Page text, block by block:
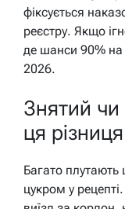
фіксується
реєстру. Якщо
де шанси 90%
2026.
Знятий
ця
Багато плутають
цукром у